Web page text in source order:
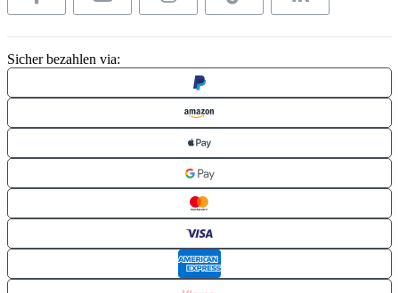
Sicher bezahlen via: